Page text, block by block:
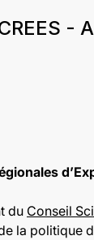
-
du Conseil
la politique